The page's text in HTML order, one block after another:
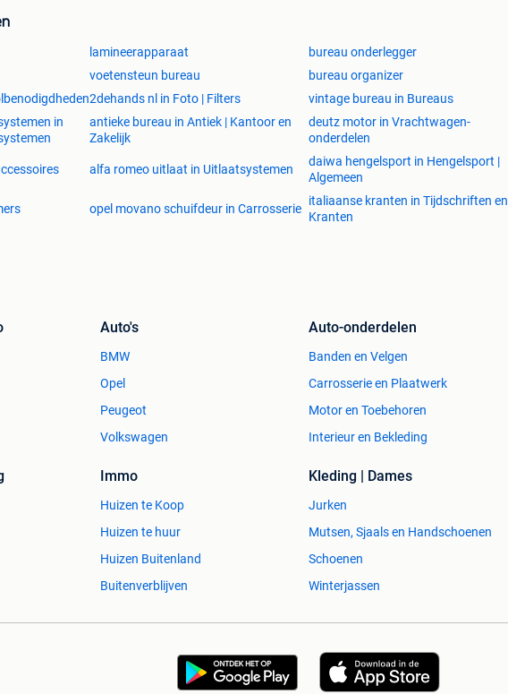
lamineerapparaat bureau onderlegger
voetensteun bureau bureau organizer
2dehands nl in Foto | Filters vintage bureau in Bureaus
in
antieke bureau in Antiek | Kantoor en
Zakelijk
deutz motor in Vrachtwagen-
onderdelen
alfa romeo uitlaat in Uitlaatsystemen
daiwa hengelsport in Hengelsport |
Algemeen
opel movano schuifdeur in Carrosserie
italiaanse kranten in Tijdschriften en
Kranten
Auto's
BMW
Opel
Peugeot
Volkswagen
Auto-onderdelen
Banden en Velgen
Carrosserie en Plaatwerk
Motor en Toebehoren
Interieur en Bekleding
Immo
Huizen te Koop
Huizen te huur
Huizen Buitenland
Buitenverblijven
Kleding | Dames
Jurken
Mutsen, Sjaals en Handschoenen
Schoenen
Winterjassen